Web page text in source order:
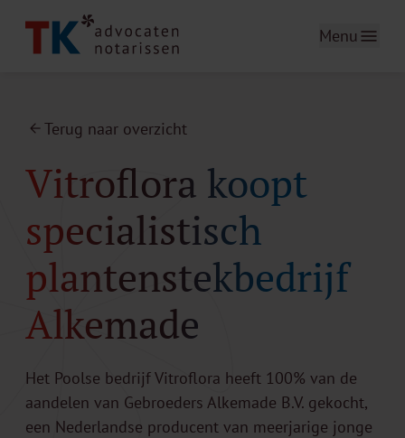
Menu
Terug naar overzicht
Vitroflora koopt
specialistisch
plantenstekbedrijf
Alkemade
Het Poolse bedrijf Vitroflora heeft 100% van de
aandelen van Gebroeders Alkemade B.V. gekocht,
een Nederlandse producent van meerjarige jonge